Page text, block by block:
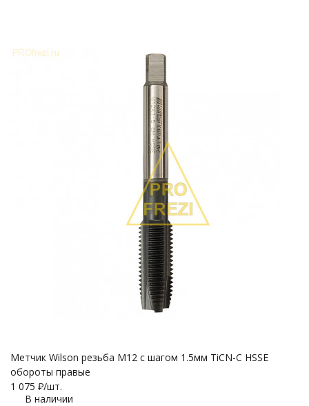
Метчик Wilson резьба М12 с шагом 1.5мм TiCN-C HSSE
обороты правые
1 075 ₽/шт.
В наличии